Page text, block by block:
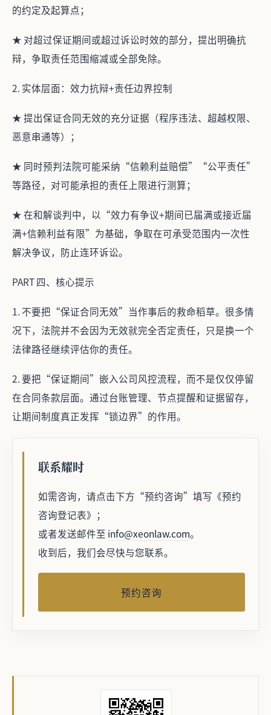
的约定及起算点；
★ 对超过保证期间或超过诉讼时效的部分，提出明确抗
辩，争取责任范围缩减或全部免除。
2. 实体层面：效力抗辩+责任边界控制
★ 提出保证合同无效的充分证据（程序违法、超越权限、
恶意串通等）；
★ 同时预判法院可能采纳“信赖利益赔偿”“公平责任”
等路径，对可能承担的责任上限进行测算；
★ 在和解谈判中，以“效力有争议+期间已届满或接近届
满+信赖利益有限”为基础，争取在可承受范围内一次性
解决争议，防止连环诉讼。
PART 四、核心提示
1. 不要把“保证合同无效”当作事后的救命稻草。很多情
况下，法院并不会因为无效就完全否定责任，只是换一个
法律路径继续评估你的责任。
2. 要把“保证期间”嵌入公司风控流程，而不是仅仅停留
在合同条款层面。通过台账管理、节点提醒和证据留存，
让期间制度真正发挥“锁边界”的作用。
联系耀时
如需咨询，请点击下方“预约咨询”填写《预约
咨询登记表》；
或者发送邮件至 info@xeonlaw.com。
收到后，我们会尽快与您联系。
预约咨询